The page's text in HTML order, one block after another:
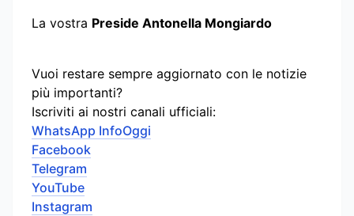
La vostra Preside Antonella Mongiardo
Vuoi restare sempre aggiornato con le notizie
più importanti?
Iscriviti ai nostri canali ufficiali:
WhatsApp InfoOggi
Facebook
Telegram
YouTube
Instagram